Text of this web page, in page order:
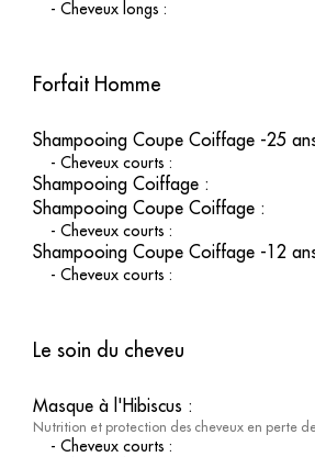
- Cheveux longs :
Forfait Homme
Shampooing Coupe Coiffage -25
- Cheveux courts :
Shampooing Coiffage :
Shampooing Coupe Coiffage :
- Cheveux courts :
Shampooing Coupe Coiffage -12
- Cheveux courts :
Le soin du cheveu
Masque à l'Hibiscus :
Nutrition et protection des cheveux en perte
- Cheveux courts :